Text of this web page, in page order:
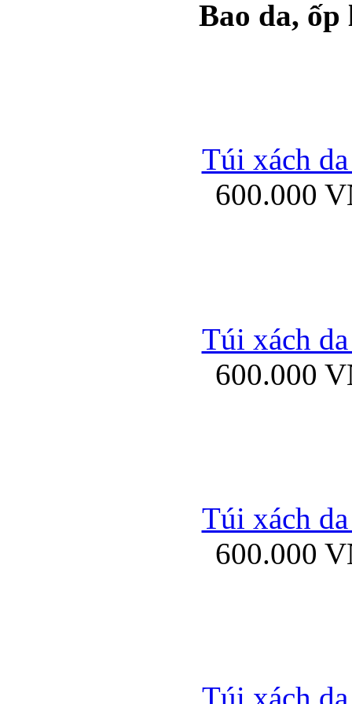
Ốp lưng silicon
Ốp lưng Samsung
Ốp lưng
Bao da,
Túi xách
600.000
Túi xách
600.000
Túi xách
600.000